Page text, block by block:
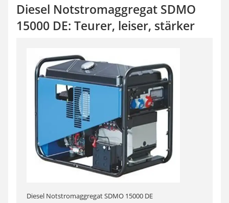
Diesel Notstromaggregat SDMO
15000 DE: Teurer, leiser, stärker
Diesel Notstromaggregat SDMO 15000 DE